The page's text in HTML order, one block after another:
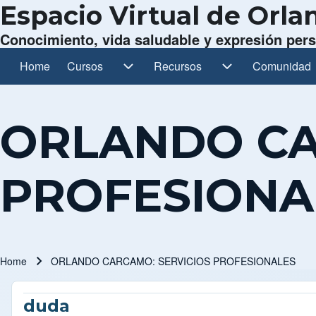
Espacio Virtual de
Conocimiento, vida saludable y expresión
Main navigation
Home Cursos
Cursos sub-navigation
Recursos
Recursos sub-navigationComunidad
Comunidad
ORLANDO
Breadcrumb
Home ORLANDO CARCAMO: SERVICIOS PROFESIONALES
duda